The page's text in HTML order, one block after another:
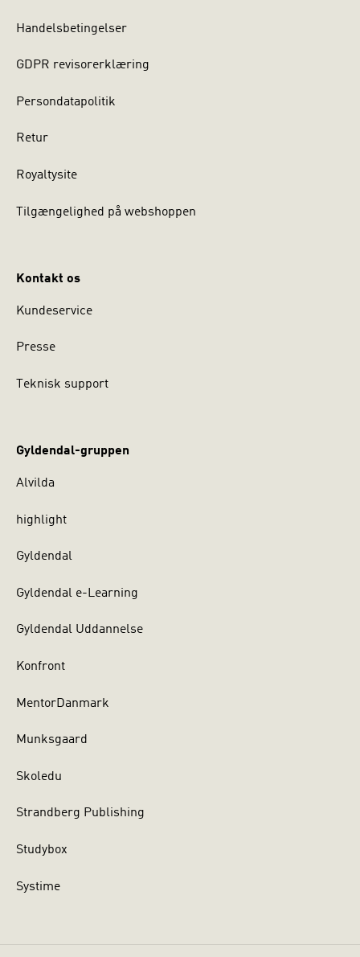
Handelsbetingelser
GDPR revisorerklæring
Persondatapolitik
Retur
Royaltysite
Tilgængelighed på webshoppen
Kontakt os
Kundeservice
Presse
Teknisk support
Gyldendal-gruppen
Alvilda
highlight
Gyldendal
Gyldendal e-Learning
Gyldendal Uddannelse
Konfront
MentorDanmark
Munksgaard
Skoledu
Strandberg Publishing
Studybox
Systime